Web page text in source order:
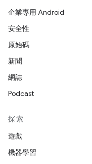
企業專用 Android
安全性
原始碼
新聞
網誌
Podcast
探索
遊戲
機器學習